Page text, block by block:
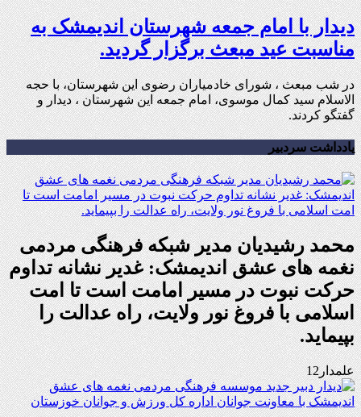
دیدار با امام جمعه شهرستان اندیمشک به
مناسبت عید مبعث برگزار گردید.
در شب مبعث ، شورای خادمیاران رضوی این شهرستان، با حجه
الاسلام سید کمال موسوی، امام جمعه این شهرستان ، دیدار و
گفتگو کردند.
یادداشت سردبیر
محمد رشیدیان مدیر شبکه فرهنگی مردمی
نغمه های عشق اندیمشک: غدیر نشانه تداوم
حرکت نبوت در مسیر امامت است تا امت
اسلامی با فروغ نور ولایت، راه عدالت را
بپیماید.
علمدار12